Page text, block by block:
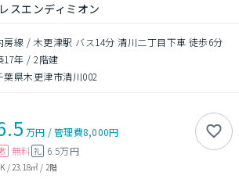
スエンディミオン
房線 / 木更津駅 バス14分 清川二丁目下車 徒歩6分
17年 /2階建
葉県木更津市清川002
万円 /管理費8,000円
敷 無料 礼 6.5万円
/ 23.18㎡ / 2階